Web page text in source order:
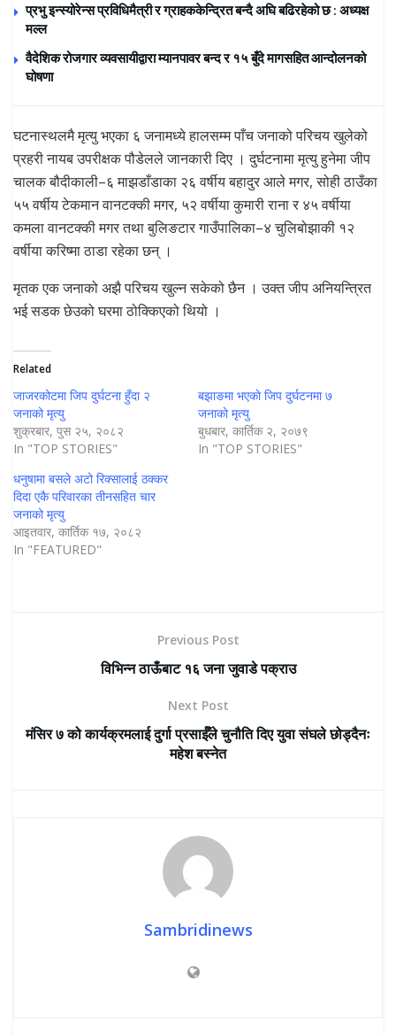
प्रभु इन्स्योरेन्स प्रविधिमैत्री र ग्राहककेन्द्रित बन्दै अघि बढिरहेको छ : अध्यक्ष
मल्ल
वैदेशिक रोजगार व्यवसायीद्वारा म्यानपावर बन्द र १५ बुँदे मागसहित आन्दोलनको
घोषणा
घटनास्थलमै मृत्यु भएका ६ जनामध्ये हालसम्म पाँच जनाको परिचय खुलेको
प्रहरी नायब उपरीक्षक पौडेलले जानकारी दिए । दुर्घटनामा मृत्यु हुनेमा जीप
चालक बौदीकाली–६ माझडाँडाका २६ वर्षीय बहादुर आले मगर, सोही ठाउँका
५५ वर्षीय टेकमान वानटक्की मगर, ५२ वर्षीया कुमारी राना र ४५ वर्षीया
कमला वानटक्की मगर तथा बुलिङटार गाउँपालिका–४ चुलिबोझाकी १२
वर्षीया करिष्मा ठाडा रहेका छन् ।
मृतक एक जनाको अझै परिचय खुल्न सकेको छैन । उक्त जीप अनियन्त्रित
भई सडक छेउको घरमा ठोक्किएको थियो ।
Related
जाजरकोटमा जिप दुर्घटना हुँदा २
जनाको मृत्यु
शुक्रबार, पुस २५, २०८२
In "TOP STORIES"
बझाङमा भएकाे जिप दुर्घटनमा ७
जनाकाे मृत्यु
बुधबार, कार्तिक २, २०७९
In "TOP STORIES"
धनुषामा बसले अटो रिक्सालाई ठक्कर
दिदा एकै परिवारका तीनसहित चार
जनाको मृत्यु
आइतवार, कार्तिक १७, २०८२
In "FEATURED"
Previous Post
विभिन्न ठाऊँबाट १६ जना जुवाडे पक्राउ
Next Post
मंसिर ७ को कार्यक्रमलाई दुर्गा प्रसाईँले चुनौति दिए युवा संघले छोड्दैनः
महेश बस्नेत
Sambridinews